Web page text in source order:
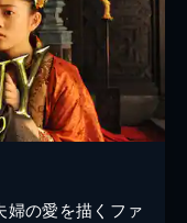
婦の愛を描くファ